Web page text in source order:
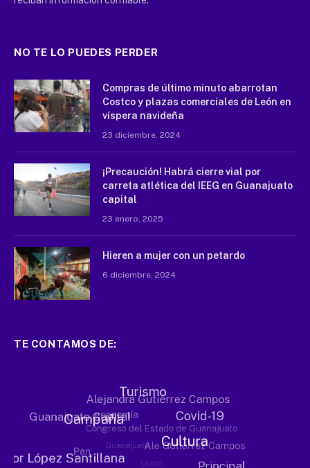
NO TE LO PUEDES PERDER
Compras de último minuto abarrotan
Costco y plazas comerciales de León en
víspera navideña
23 diciembre, 2024
¡Precaución! Habrá cierre vial por
carreta atlética del IEEG en Guanajuato
capital
23 enero, 2025
Hieren a mujer con un petardo
6 diciembre, 2024
TE CONTAMOS DE: